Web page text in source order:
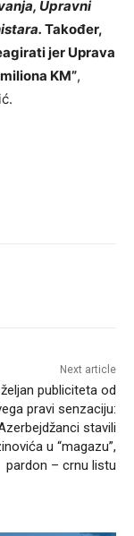
Upravni
Također,
jer Uprava
KM”,
Next article
publiciteta od
pravi senzaciju:
stavili
u “magazu”,
pardon – crnu listu